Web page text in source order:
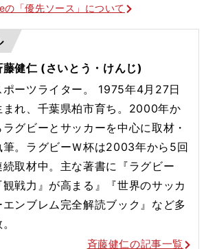
の「優先ソース」について
藤健仁 (さいとう・けんじ)
ポーツライター。 1975年4月27日
まれ、千葉県柏市育ち。2000年か
ラグビーとサッカーを中心に取材・
筆。ラグビーＷ杯は2003年から5回
続取材中。主な著書に『ラグビー
観戦力』が高まる』『世界のサッカ
エンブレム完全解読ブック』など多
斉藤健仁の記事一覧